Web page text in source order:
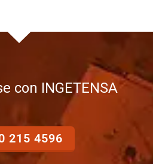
con INGETENSA
215 4596